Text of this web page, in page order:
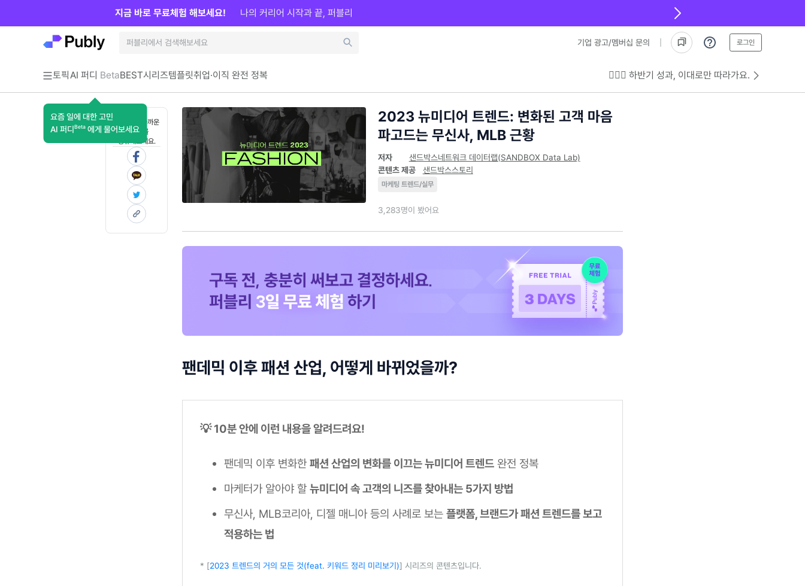
기업 광고/멤버십 문의 로그인
토픽AI 퍼디 Beta
요즘 일에 대한 고민
AI 퍼디 Beta 에게 물어보세요
BEST시리즈템플릿취업·이직 완전 정복 💁🏻‍♂️ 하반기 성과, 이대로만 따라가요.
지금 바로 무료체험 해보세요! 나의 커리어 시작과 끝, 퍼블리
혼자 보기 아까운
콘텐츠를
공유해보세요.
2023 뉴미디어 트렌드: 변화된 고객 마음
파고드는 무신사, MLB 근황
저자
샌드박스네트워크 데이터랩(SANDBOX Data Lab)
콘텐츠 제공
샌드박스스토리
마케팅 트렌드/실무
3,283명이 봤어요
팬데믹 이후 패션 산업, 어떻게 바뀌었을까?
💡 10분 안에 이런 내용을 알려드려요!
팬데믹 이후 변화한 패션 산업의 변화를 이끄는 뉴미디어 트렌드 완전 정복
마케터가 알아야 할 뉴미디어 속 고객의 니즈를 찾아내는 5가지 방법
무신사, MLB코리아, 디젤 매니아 등의 사례로 보는 플랫폼, 브랜드가 패션 트렌드를 보고
적용하는 법
* [2023 트렌드의 거의 모든 것(feat. 키워드 정리 미리보기)] 시리즈의 콘텐츠입니다.